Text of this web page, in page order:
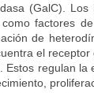
(GalC). Los
factores
de
el receptor
regulan la